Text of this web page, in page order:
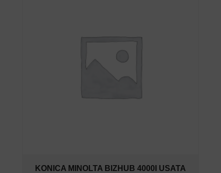
KONICA MINOLTA BIZHUB 4000I USATA